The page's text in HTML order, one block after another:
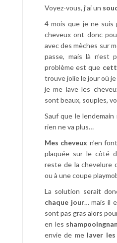
Voyez-vous, j’ai un
4 mois que je ne suis
cheveux ont donc
avec des mèches sur
passe, mais là n’est
problème est que
trouve jolie le jour où
je me lave les
sont beaux, souples,
Sauf que le
rien ne va plus…
Mes cheveux n’en
plaquée sur le côté
reste de la chevelure
ou à une coupe
La solution serait
chaque jour… mais il
sont pas gras alors
en les
envie de me laver les